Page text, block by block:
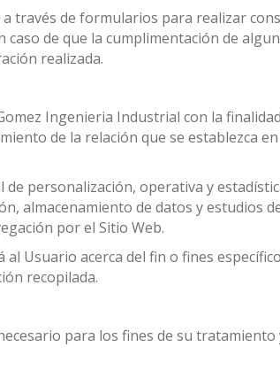
través de formularios para realizar
de que la cumplimentación de
realizada.
Ingenieria Industrial con la
de la relación que se establezca
personalización, operativa y
almacenamiento de datos y estudios
por el Sitio Web.
Usuario acerca del fin o fines
recopilada.
para los fines de su